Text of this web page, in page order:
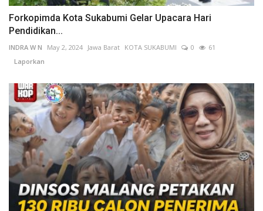
Forkopimda Kota Sukabumi Gelar Upacara Hari
Pendidikan...
INDRA W N May 2, 2024 Jawa Barat KOTA SUKABUMI 0
61
Laporkan